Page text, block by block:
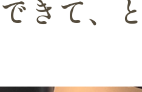
きて、